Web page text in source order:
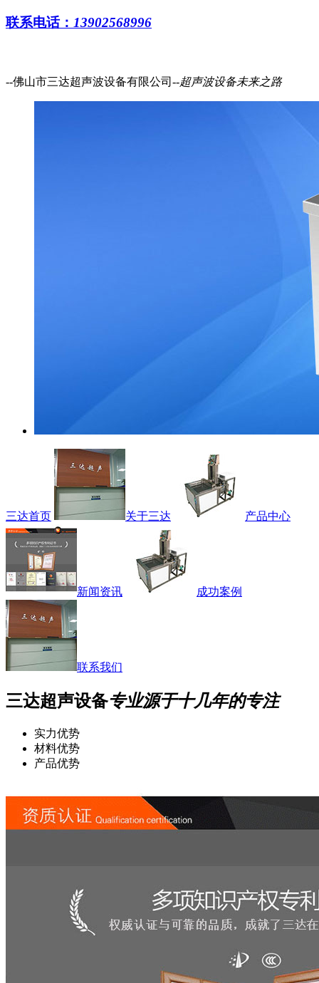
联系电话： 13902568996
--佛山市三达超声波设备有限公司--超声波设备未来之路
三达首页 关于三达 产品中心
新闻资讯 成功案例
联系我们
三达超声设备专业源于十几年的专注
实力优势
材料优势
产品优势